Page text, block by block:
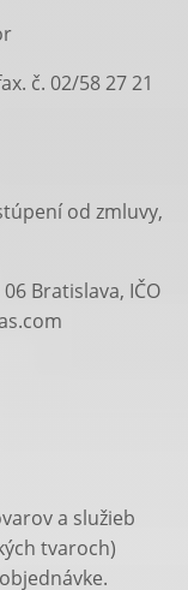
č. 02/58 27 21
od zmluvy,
Bratislava, IČO
a služieb
tvaroch)